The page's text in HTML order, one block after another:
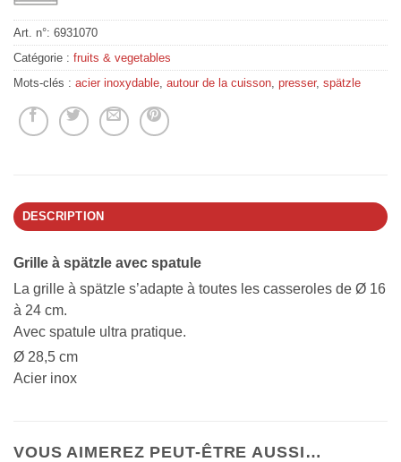
Art. n°: 6931070
Catégorie : fruits & vegetables
Mots-clés : acier inoxydable autour de la cuisson presser, spätzle
DESCRIPTION
Grille à spätzle avec spatule
La grille à spätzle s’adapte à toutes les casseroles de Ø 16
à 24 cm.
Avec spatule ultra pratique.
Ø 28,5 cm
Acier inox
VOUS AIMEREZ PEUT-ÊTRE AUSSI…